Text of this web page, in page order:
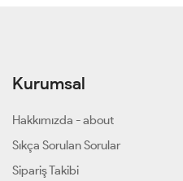
Kurumsal
Hakkımızda - about
Sıkça Sorulan Sorular
Sipariş Takibi